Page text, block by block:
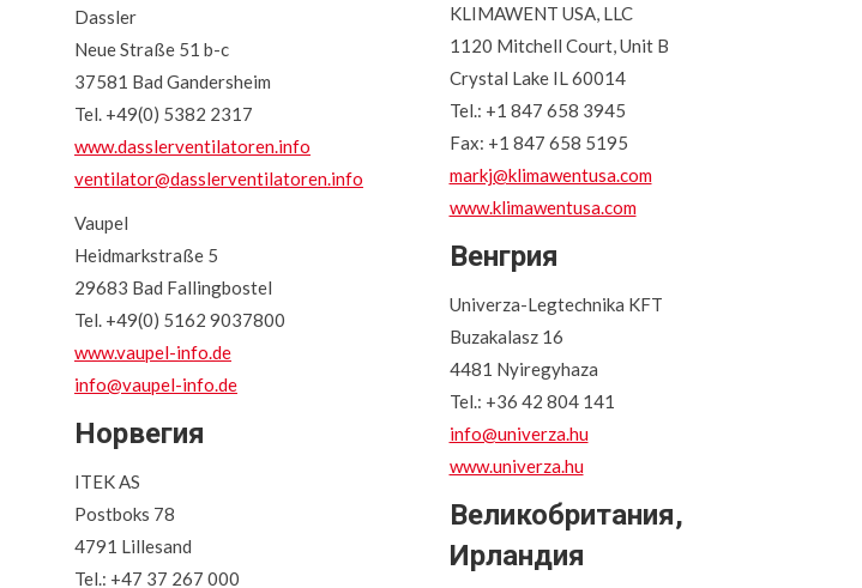
Dassler
Neue Straße 51 b-c
37581 Bad Gandersheim
Tel. +49(0) 5382 2317
www.dasslerventilatoren.info
ventilator@dasslerventilatoren.info
Vaupel
Heidmarkstraße 5
29683 Bad Fallingbostel
Tel. +49(0) 5162 9037800
www.vaupel-info.de
info@vaupel-info.de
Норвегия
ITEK AS
Postboks 78
4791 Lillesand
Tel.: +47 37 267 000
KLIMAWENT USA, LLC
1120 Mitchell Court, Unit B
Crystal Lake IL 60014
Tel.: +1 847 658 3945
Fax: +1 847 658 5195
markj@klimawentusa.com
www.klimawentusa.com
Венгрия
Univerza-Legtechnika KFT
Buzakalasz 16
4481 Nyiregyhaza
Tel.: +36 42 804 141
info@univerza.hu
www.univerza.hu
Великобритания,
Ирландия